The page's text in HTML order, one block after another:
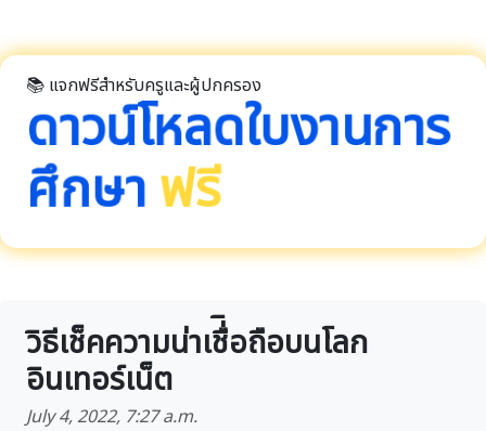
📚 แจกฟรีสำหรับครูและผู้ปกครอง
ดาวน์โหลดใบงานการ
ศึกษาฟรี
วิธีเช็คความน่าเชื่ิอถือบนโลก
อินเทอร์เน็ต
July 4, 2022, 7:27 a.m.